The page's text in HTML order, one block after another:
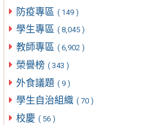
防疫專區 ( 149 )
學生專區 ( 8,045 )
教師專區 ( 6,902 )
榮譽榜 ( 343 )
外食議題 ( 9 )
學生自治組織 ( 70 )
校慶 ( 56 )